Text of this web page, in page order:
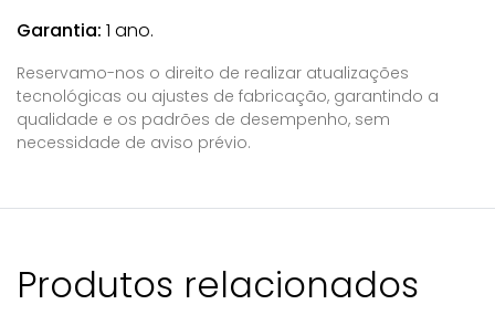
Garantia: 1 ano.
Reservamo-nos o direito de realizar atualizações
tecnológicas ou ajustes de fabricação, garantindo a
qualidade e os padrões de desempenho, sem
necessidade de aviso prévio.
Produtos relacionados